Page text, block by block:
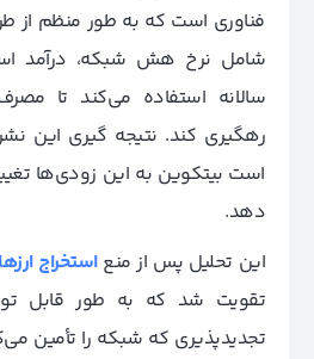
فناوری است که به طور منظم از
شامل نرخ هش شبکه، درآمد
سالانه استفاده می‌کند تا
رهگیری کند. نتیجه گیری این
است بیتکوین به این زودی‌ها
دهد.
این تحلیل پس از منعاستخراج
تقویت شد که به طور قابل
تجدیدپذیری که شبکه را تأمین